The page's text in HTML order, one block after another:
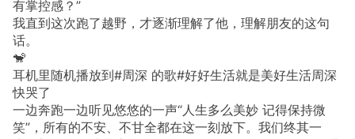
有掌控感？”
我直到这次跑了越野，才逐渐理解了他，理解朋友的这句
话。
🐒
耳机里随机播放到#周深 的歌#好好生活就是美好生活周深
快哭了
一边奔跑一边听见悠悠的一声“人生多么美妙 记得保持微
笑”，所有的不安、不甘全都在这一刻放下。我们终其一